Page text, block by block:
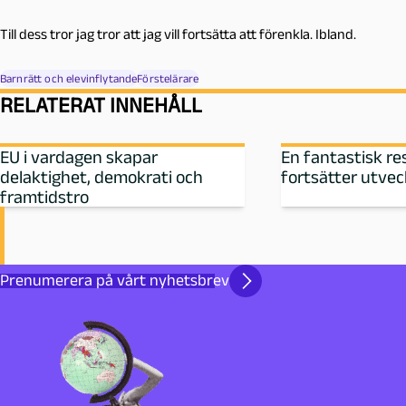
Till dess tror jag tror att jag vill fortsätta att förenkla. Ibland.
Barnrätt och elevinflytandeFörstelärare
RELATERAT INNEHÅLL
EU i vardagen skapar
delaktighet, demokrati och
framtidstro
En fantastisk
fortsätter
Prenumerera på vårt nyhetsbrev